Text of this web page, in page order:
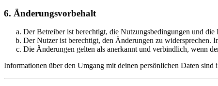
6. Änderungsvorbehalt
Der Betreiber ist berechtigt, die Nutzungsbedingungen und
Der Nutzer ist berechtigt, den Änderungen zu widersprechen.
Die Änderungen gelten als anerkannt und verbindlich, wenn
Informationen über den Umgang mit deinen persönlichen Daten sind